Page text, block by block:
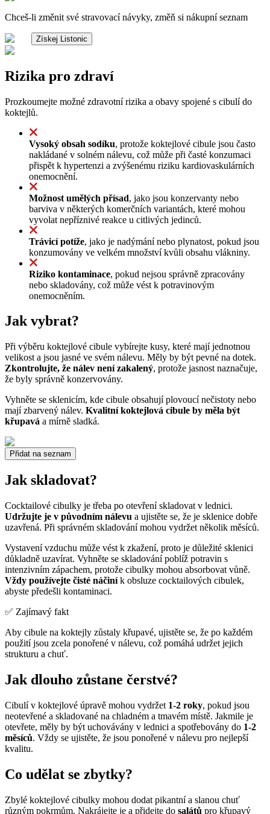
Chceš-li změnit své stravovací návyky, změň si nákupní seznam
Získej Listonic
Rizika pro zdraví
Prozkoumejte možné zdravotní rizika a obavy spojené s cibulí do
koktejlů.
Vysoký obsah sodíku, protože koktejlové cibule jsou často
nakládané v solném nálevu, což může při časté konzumaci
přispět k hypertenzi a zvýšenému riziku kardiovaskulárních
onemocnění.
Možnost umělých přísad, jako jsou konzervanty nebo
barviva v některých komerčních variantách, které mohou
vyvolat nepříznivé reakce u citlivých jedinců.
Trávicí potíže, jako je nadýmání nebo plynatost, pokud jsou
konzumovány ve velkém množství kvůli obsahu vlákniny.
Riziko kontaminace, pokud nejsou správně zpracovány
nebo skladovány, což může vést k potravinovým
onemocněním.
Jak vybrat?
Při výběru koktejlové cibule vybírejte kusy, které mají jednotnou
velikost a jsou jasné ve svém nálevu. Měly by být pevné na dotek.
Zkontrolujte, že nálev není zakalený, protože jasnost naznačuje,
že byly správně konzervovány.
Vyhněte se sklenicím, kde cibule obsahují plovoucí nečistoty nebo
mají zbarvený nálev. Kvalitní koktejlová cibule by měla být
křupavá a mírně sladká.
Přidat na seznam
Jak skladovat?
Cocktailové cibulky je třeba po otevření skladovat v lednici.
Udržujte je v původním nálevu a ujistěte se, že je sklenice dobře
uzavřená. Při správném skladování mohou vydržet několik měsíců.
Vystavení vzduchu může vést k zkažení, proto je důležité sklenici
důkladně uzavírat. Vyhněte se skladování poblíž potravin s
intenzivním zápachem, protože cibulky mohou absorbovat vůně.
Vždy používejte čisté náčiník obsluze cocktailových cibulek,
abyste předešli kontaminaci.
✅ Zajímavý fakt
Aby cibule na koktejly zůstaly křupavé, ujistěte se, že po každém
použití jsou zcela ponořené v nálevu, což pomáhá udržet jejich
strukturu a chuť.
Jak dlouho zůstane čerstvé?
Cibulí v koktejlové úpravě mohou vydržet 1-2 roky, pokud jsou
neotevřené a skladované na chladném a tmavém místě. Jakmile je
otevřete, měly by být uchovávány v lednici a spotřebovány do 1-2
měsíců. Vždy se ujistěte, že jsou ponořené v nálevu pro nejlepší
kvalitu.
Co udělat se zbytky?
Zbylé koktejlové cibulky mohou dodat pikantní a slanou chuť
různým pokrmům. Nakrájejte je a přidejte do salátů pro křupavý